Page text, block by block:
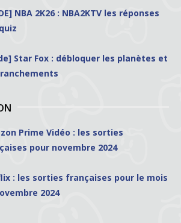
NBA 2K26 : NBA2KTV les réponses
Star Fox : débloquer les planètes et
Prime Vidéo : les sorties
pour novembre 2024
: les sorties françaises pour le mois
2024